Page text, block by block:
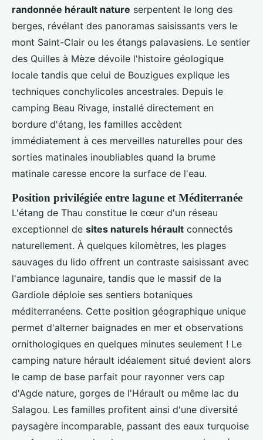
randonnée hérault nature serpentent le long des
berges, révélant des panoramas saisissants vers le
mont Saint-Clair ou les étangs palavasiens. Le sentier
des Quilles à Mèze dévoile l'histoire géologique
locale tandis que celui de Bouzigues explique les
techniques conchylicoles ancestrales. Depuis le
camping Beau Rivage, installé directement en
bordure d'étang, les familles accèdent
immédiatement à ces merveilles naturelles pour des
sorties matinales inoubliables quand la brume
matinale caresse encore la surface de l'eau.
Position privilégiée entre lagune et Méditerranée
L'étang de Thau constitue le cœur d'un réseau
exceptionnel de sites naturels hérault connectés
naturellement. À quelques kilomètres, les plages
sauvages du lido offrent un contraste saisissant avec
l'ambiance lagunaire, tandis que le massif de la
Gardiole déploie ses sentiers botaniques
méditerranéens. Cette position géographique unique
permet d'alterner baignades en mer et observations
ornithologiques en quelques minutes seulement ! Le
camping nature hérault idéalement situé devient alors
le camp de base parfait pour rayonner vers cap
d'Agde nature, gorges de l'Hérault ou même lac du
Salagou. Les familles profitent ainsi d'une diversité
paysagère incomparable, passant des eaux turquoise